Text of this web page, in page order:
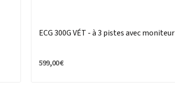
ECG 300G VÉT - à 3 pistes avec moniteur
599,00 €